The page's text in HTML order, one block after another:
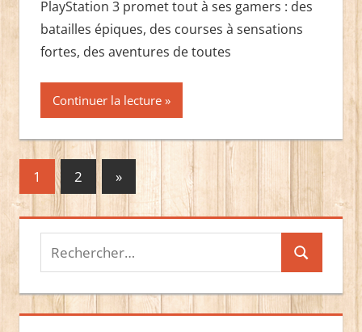
PlayStation 3 promet tout à ses gamers : des
batailles épiques, des courses à sensations
fortes, des aventures de toutes
Continuer la lecture
Pagination
des
publications
1 2
Publications
suivantes :
»
Recherche
pour :